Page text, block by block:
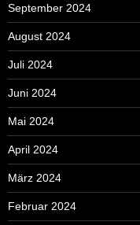
September 2024
August 2024
Juli 2024
Juni 2024
Mai 2024
April 2024
März 2024
Februar 2024